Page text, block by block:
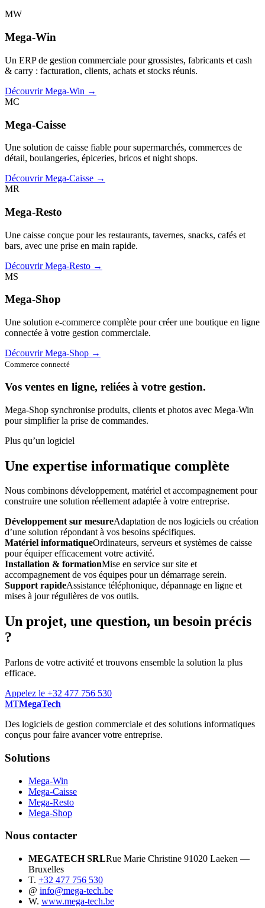
MW
Mega-Win
Un ERP de gestion commerciale pour grossistes, fabricants et cash
& carry : facturation, clients, achats et stocks réunis.
Découvrir Mega-Win →
MC
Mega-Caisse
Une solution de caisse fiable pour supermarchés, commerces de
détail, boulangeries, épiceries, bricos et night shops.
Découvrir Mega-Caisse →
MR
Mega-Resto
Une caisse conçue pour les restaurants, tavernes, snacks, cafés et
bars, avec une prise en main rapide.
Découvrir Mega-Resto →
MS
Mega-Shop
Une solution e-commerce complète pour créer une boutique en ligne
connectée à votre gestion commerciale.
Découvrir Mega-Shop →
Commerce connecté
Vos ventes en ligne, reliées à votre gestion.
Mega-Shop synchronise produits, clients et photos avec Mega-Win
pour simplifier la prise de commandes.
Plus qu’un logiciel
Une expertise informatique complète
Nous combinons développement, matériel et accompagnement pour
construire une solution réellement adaptée à votre entreprise.
Développement sur mesureAdaptation de nos logiciels ou création
d’une solution répondant à vos besoins spécifiques.
Matériel informatiqueOrdinateurs, serveurs et systèmes de caisse
pour équiper efficacement votre activité.
Installation & formationMise en service sur site et
accompagnement de vos équipes pour un démarrage serein.
Support rapideAssistance téléphonique, dépannage en ligne et
mises à jour régulières de vos outils.
Un projet, une question, un besoin précis
?
Parlons de votre activité et trouvons ensemble la solution la plus
efficace.
Appelez le +32 477 756 530
MTMegaTech
Des logiciels de gestion commerciale et des solutions informatiques
conçus pour faire avancer votre entreprise.
Solutions
Mega-Win
Mega-Caisse
Mega-Resto
Mega-Shop
Nous contacter
MEGATECH SRLRue Marie Christine 91020 Laeken —
Bruxelles
T. +32 477 756 530
@ info@mega-tech.be
W. www.mega-tech.be